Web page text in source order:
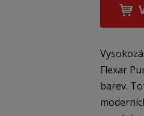
Flexar
barev.